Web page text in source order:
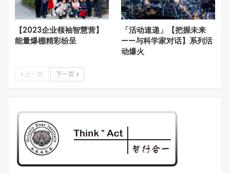
哈特人的信仰（来自于哈特公社网站）
从1525年哈特人的“再洗礼派”诞生开始，在近五个世纪的
时间里，哈特人从德国和奥地利迁徙到了今天是捷克共和国
【2023企业领袖智慧营】
能量爆棚精彩纷呈
「活动速递」【把握未来
——与科学家对话】系列活
动爆火
上一页 下一页